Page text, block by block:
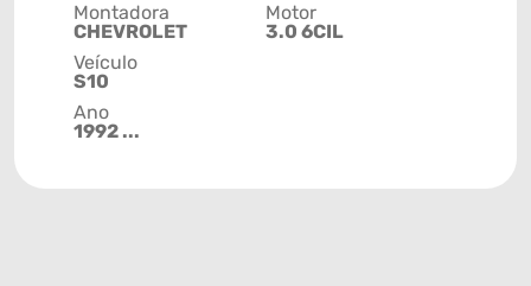
Montadora
CHEVROLET
Veículo
S10
Ano
1992 ...
Motor
3.0 6CIL